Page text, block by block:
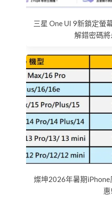
三星 One UI 9新鎖定螢
解錯密碼
燦坤2026年暑期
惠!